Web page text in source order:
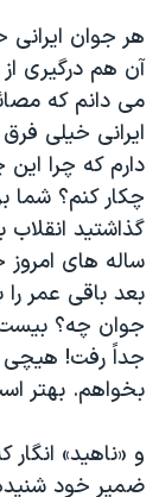
تریبونال مردمی
دادگاه حمید نوری
چهل سال
قانون شفافیت
اعتراضات مردمی
اسرائیل در جنگ
نرگس محمدی
همایش
صفحه‌های ویژه
سفر پرزیدنت
هر جوان ایرانی
آن هم درگیری
می دانم که
ایرانی خیلی
دارم که چرا
چکار کنم؟ شما
گذاشتید
ساله های
بعد باقی عمر
جوان چه؟
جداً رفت! هیچی
بخواهم. بهتر
و «ناهید»
ضمیر خود